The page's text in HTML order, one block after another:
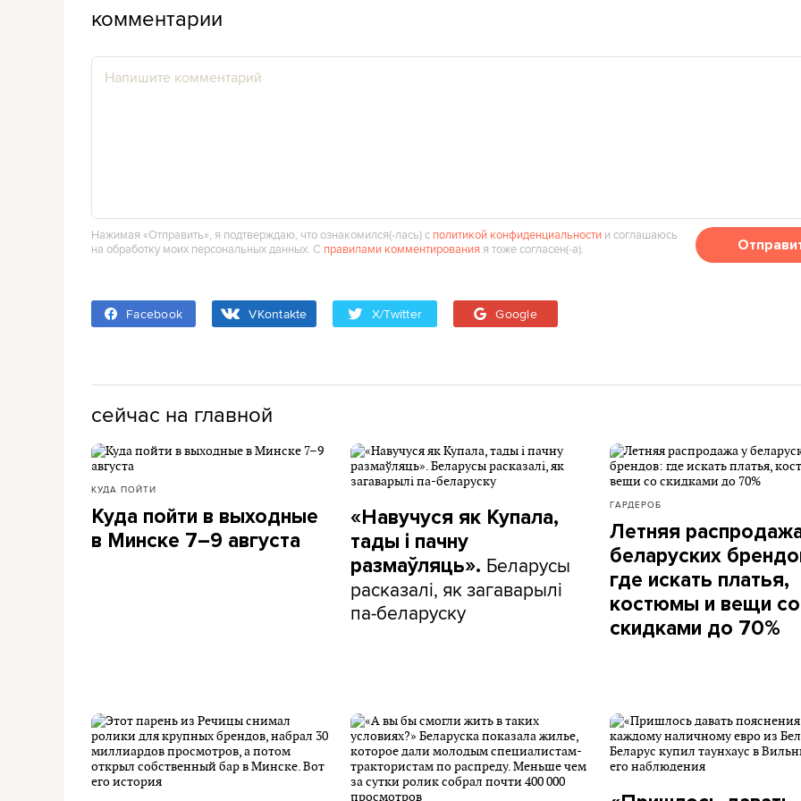
комментарии
Нажимая «Отправить», я подтверждаю, что ознакомился(‑лась) с политикой конфиденциальности и соглашаюсь
на обработку моих персональных данных. С правилами комментирования я тоже согласен(‑а).
Facebook VKontakte X/Twitter Google
сейчас на главной
КУДА ПОЙТИ
Куда пойти в выходные
в Минске 7–9 августа
«Навучуся як Купала,
тады і пачну
размаўляць». Беларусы
расказалі, як загаварылі
па-беларуску
ГАРДЕРОБ
Летняя
беларуских
где искать платья,
костюмы и вещи со
скидками до 70%